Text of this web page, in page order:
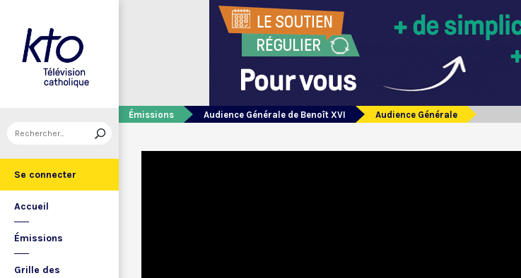
Se connecter
Accueil
Émissions
Grille des
Émissions Audience Générale de Benoît XVI Audience Générale